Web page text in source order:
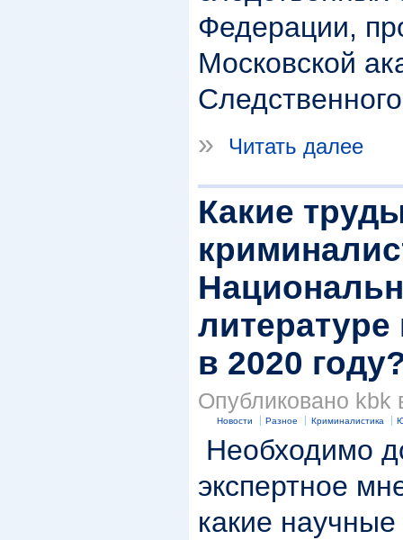
Федерации,
Московской
»
Читать далее
Какие
в 2020
Опубликовано kbk
Новости Разное Криминалистика
Необходимо
экспертное
какие